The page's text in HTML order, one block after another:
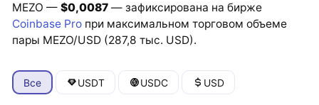
MEZO —$0,0087 — зафиксирована на бирже
Coinbase Pro при максимальном торговом объеме
пары MEZO/USD (287,8 тыс. USD).
Все USDT USDC USD